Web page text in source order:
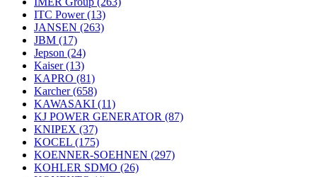
ITC Power(13)
JANSEN (263)
JBM (17)
Jepson (24)
Kaiser(13)
KAPRO (81)
Karcher(658)
KAWASAKI (11)
KJ POWER GENERATOR (87)
KNIPEX (37)
KOCEL (175)
KOENNER-SOEHNEN (297)
KOHLER SDMO (26)